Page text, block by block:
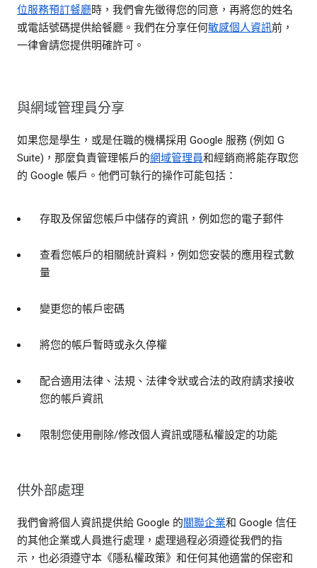
位服務預訂餐廳時，我們會先徵得您的同意，再將您的姓名
或電話號碼提供給餐廳。我們在分享任何敏感個人資訊前，
一律會請您提供明確許可。
與網域管理員分享
如果您是學生，或是任職的機構採用 Google 服務 (例如 G
Suite)，那麼負責管理帳戶的網域管理員和經銷商將能存取您
的 Google 帳戶。他們可執行的操作可能包括：
存取及保留您帳戶中儲存的資訊，例如您的電子郵件
查看您帳戶的相關統計資料，例如您安裝的應用程式數
量
變更您的帳戶密碼
將您的帳戶暫時或永久停權
配合適用法律、法規、法律令狀或合法的政府請求接收
您的帳戶資訊
限制您使用刪除/修改個人資訊或隱私權設定的功能
供外部處理
我們會將個人資訊提供給 Google 的關聯企業和 Google 信任
的其他企業或人員進行處理，處理過程必須遵從我們的指
示，也必須遵守本《隱私權政策》和任何其他適當的保密和